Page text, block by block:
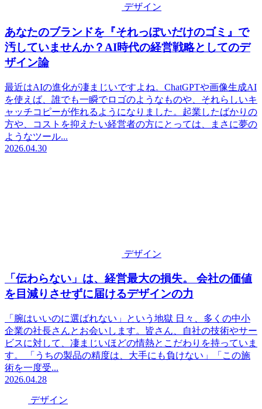
デザイン
あなたのブランドを『それっぽいだけのゴミ』で
汚していませんか？AI時代の経営戦略としてのデ
ザイン論
最近はAIの進化が凄まじいですよね。ChatGPTや画像生成AI
を使えば、誰でも一瞬でロゴのようなものや、それらしいキ
ャッチコピーが作れるようになりました。起業したばかりの
方や、コストを抑えたい経営者の方にとっては、まさに夢の
ようなツール...
2026.04.30
デザイン
「伝わらない」は、経営最大の損失。 会社の価値
を目減りさせずに届けるデザインの力
「腕はいいのに選ばれない」という地獄 日々、多くの中小
企業の社長さんとお会いします。皆さん、自社の技術やサー
ビスに対して、凄まじいほどの情熱とこだわりを持っていま
す。 「うちの製品の精度は、大手にも負けない」「この施
術を一度受...
2026.04.28
デザイン